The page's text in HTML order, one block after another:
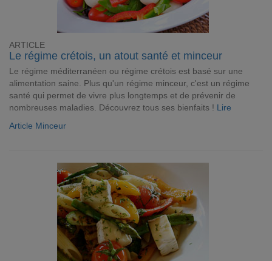
ARTICLE
Le régime crétois, un atout santé et minceur
Le régime méditerranéen ou régime crétois est basé sur une
alimentation saine. Plus qu'un régime minceur, c'est un régime
santé qui permet de vivre plus longtemps et de prévenir de
nombreuses maladies. Découvrez tous ses bienfaits ! Lire
Article Minceur